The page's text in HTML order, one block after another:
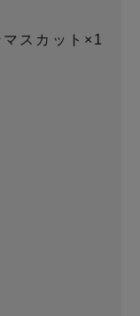
スカット×1